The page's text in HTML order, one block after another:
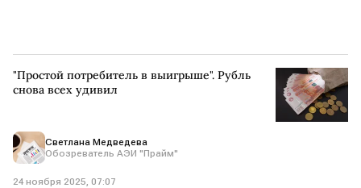
"Простой потребитель в выигрыше". Рубль
снова всех удивил
Светлана Медведева
Обозреватель АЭИ "Прайм"
24 ноября 2025, 07:07